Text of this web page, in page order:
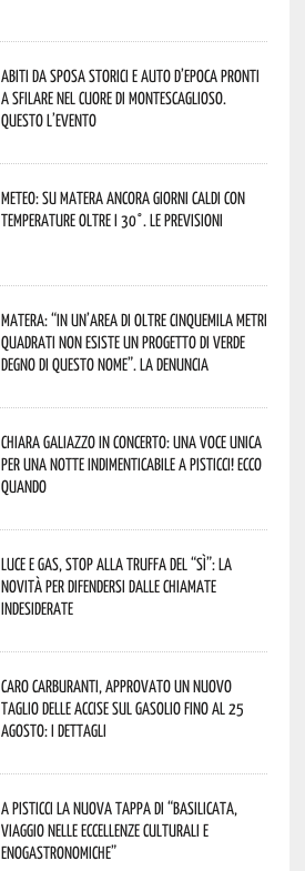
Abiti da sposa storici e auto d’epoca pronti
a sfilare nel cuore di Montescaglioso.
Questo l’evento
Meteo: su Matera ancora giorni caldi con
temperature oltre i 30°. Le previsioni
Matera: “In un’area di oltre cinquemila metri
quadrati non esiste un progetto di verde
degno di questo nome”. La denuncia
Chiara Galiazzo in concerto: una voce unica
per una notte indimenticabile a Pisticci! Ecco
quando
Luce e gas, stop alla truffa del “Sì”: la
novità per difendersi dalle chiamate
indesiderate
Caro carburanti, approvato un nuovo
taglio delle accise sul gasolio fino al 25
agosto: i dettagli
A Pisticci la nuova tappa di “Basilicata,
viaggio nelle eccellenze culturali e
enogastronomiche”